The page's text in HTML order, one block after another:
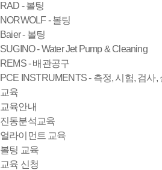
RAD - 볼팅
NORWOLF - 볼팅
Baier - 볼팅
SUGINO - Water Jet Pump & Cleaning
REMS - 배관공구
PCE INSTRUMENTS - 측정, 시험, 검사,
교육
교육안내
진동분석교육
얼라이먼트 교육
볼팅 교육
교육 신청